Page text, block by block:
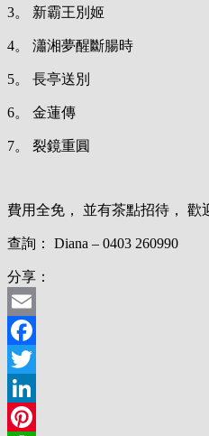
3。 新霸王別姬
4。 瀟湘夢醒斷腸時
5。 長亭送別
6。 金蓮傳
7。 裂鏡重圓
費用全免， 並有茶點招待， 歡
查詢： Diana – 0403 260990
分享：
Email
Facebook
Twitter
LinkedIn